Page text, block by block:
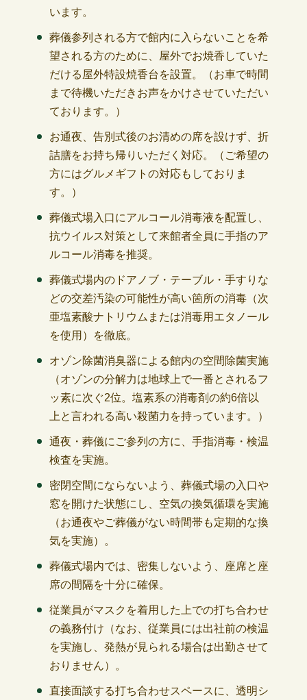
います。
葬儀参列される方で館内に入らないことを希
望される方のために、屋外でお焼香していた
だける屋外特設焼香台を設置。（お車で時間
まで待機いただきお声をかけさせていただい
ております。）
お通夜、告別式後のお清めの席を設けず、折
詰膳をお持ち帰りいただく対応。（ご希望の
方にはグルメギフトの対応もしておりま
す。）
葬儀式場入口にアルコール消毒液を配置し、
抗ウイルス対策として来館者全員に手指のア
ルコール消毒を推奨。
葬儀式場内のドアノブ・テーブル・手すりな
どの交差汚染の可能性が高い箇所の消毒（次
亜塩素酸ナトリウムまたは消毒用エタノール
を使用）を徹底。
オゾン除菌消臭器による館内の空間除菌実施
（オゾンの分解力は地球上で一番とされるフ
ッ素に次ぐ2位。塩素系の消毒剤の約6倍以
上と言われる高い殺菌力を持っています。）
通夜・葬儀にご参列の方に、手指消毒・検温
検査を実施。
密閉空間にならないよう、葬儀式場の入口や
窓を開けた状態にし、空気の換気循環を実施
（お通夜やご葬儀がない時間帯も定期的な換
気を実施）。
葬儀式場内では、密集しないよう、座席と座
席の間隔を十分に確保。
従業員がマスクを着用した上での打ち合わせ
の義務付け（なお、従業員には出社前の検温
を実施し、発熱が見られる場合は出勤させて
おりません）。
直接面談する打ち合わせスペースに、透明シ